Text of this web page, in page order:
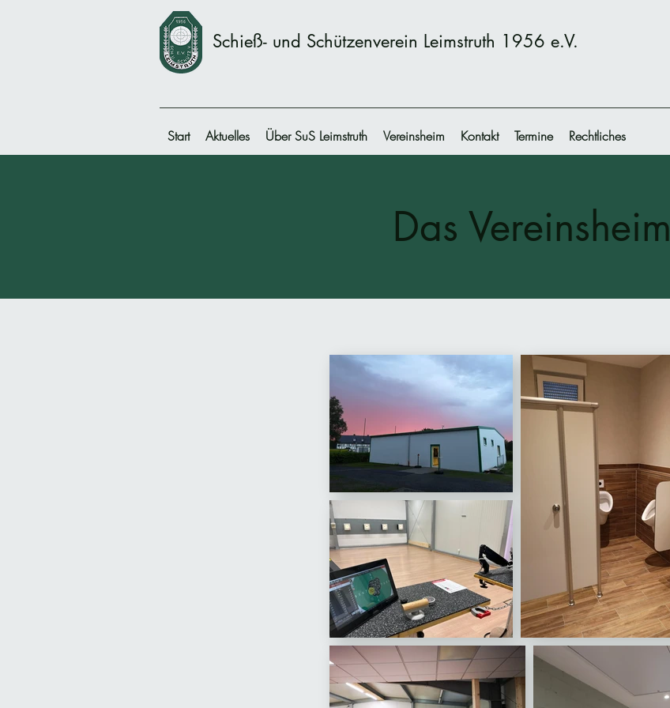
Schieß- und Schützenverein Leimstruth 1956 e.V.
Start Aktuelles Über SuS Leimstruth Vereinsheim Kontakt Termine Rechtliches
Das Vereinsheim